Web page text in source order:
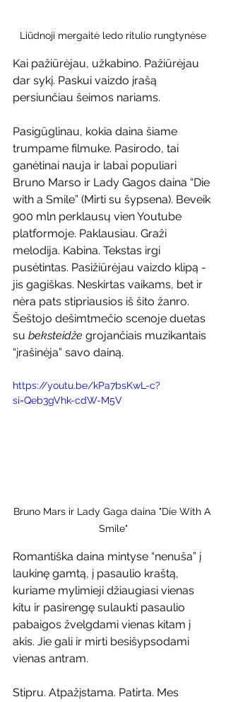
Liūdnoji mergaitė ledo ritulio rungtynėse
Kai pažiūrėjau, užkabino. Pažiūrėjau
dar sykį. Paskui vaizdo įrašą
persiunčiau šeimos nariams.
Pasigūglinau, kokia daina šiame
trumpame filmuke. Pasirodo, tai
ganėtinai nauja ir labai populiari
Bruno Marso ir Lady Gagos daina “Die
with a Smile” (Mirti su šypsena). Beveik
900 mln perklausų vien Youtube
platformoje. Paklausiau. Graži
melodija. Kabina. Tekstas irgi
pusėtintas. Pasižiūrėjau vaizdo klipą -
jis gagiškas. Neskirtas vaikams, bet ir
nėra pats stipriausios iš šito žanro.
Šeštojo dešimtmečio scenoje duetas
su beksteidže grojančiais muzikantais
“įrašinėja” savo dainą.
https://youtu.be/kPa7bsKwL-c?
si=Qeb3gVhk-cdW-M5V
Bruno Mars ir Lady Gaga daina "Die With A
Smile"
Romantiška daina mintyse “nenuša” į
laukinę gamtą, į pasaulio kraštą,
kuriame mylimieji džiaugiasi vienas
kitu ir pasirengę sulaukti pasaulio
pabaigos žvelgdami vienas kitam į
akis. Jie gali ir mirti besišypsodami
vienas antram.
Stipru. Atpažįstama. Patirta. Mes